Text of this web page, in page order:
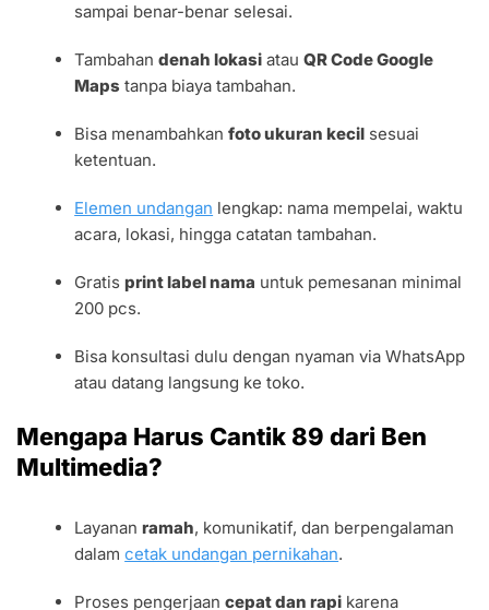
sampai benar-benar selesai.
Tambahandenah lokasi atauQR Code Google
Maps tanpa biaya tambahan.
Bisa menambahkanfoto ukuran kecil sesuai
ketentuan.
Elemen undangan lengkap: nama mempelai, waktu
acara, lokasi, hingga catatan tambahan.
Gratisprint label nama untuk pemesanan minimal
200 pcs.
Bisa konsultasi dulu dengan nyaman via WhatsApp
atau datang langsung ke toko.
Mengapa Harus Cantik 89 dari Ben
Multimedia?
Layananramah, komunikatif, dan berpengalaman
dalamcetak undangan pernikahan.
Proses pengerjaancepat dan rapi karena